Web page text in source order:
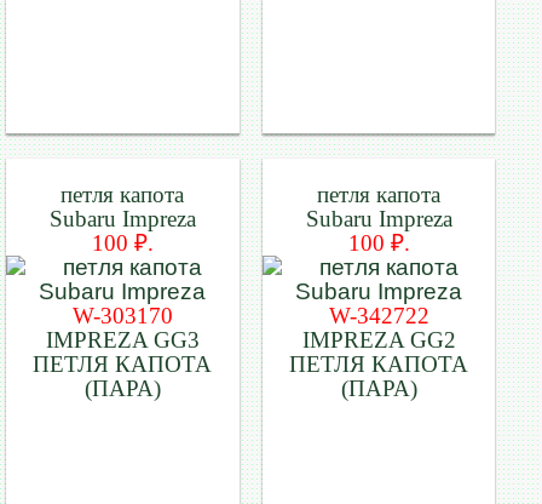
петля капота
Subaru Impreza
100 ₽.
W-303170
IMPREZA GG3
ПЕТЛЯ КАПОТА
(ПАРА)
петля капота
Subaru Impreza
100 ₽.
W-342722
IMPREZA GG2
ПЕТЛЯ КАПОТА
(ПАРА)